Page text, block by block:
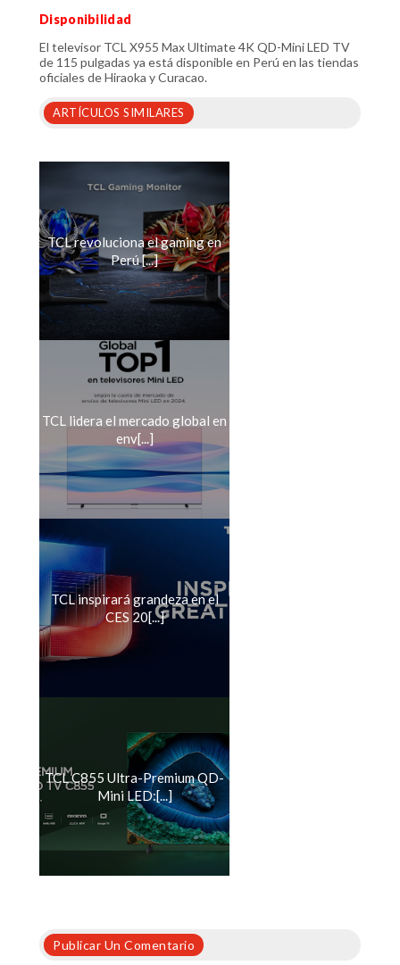
Disponibilidad
El televisor TCL X955 Max Ultimate 4K QD-Mini LED TV
de 115 pulgadas ya está disponible en Perú en las tiendas
oficiales de Hiraoka y Curacao.
ARTÍCULOS SIMILARES
TCL revoluciona el gaming en
Perú [...]
TCL lidera el mercado global en
env[...]
TCL inspirará grandeza en el
CES 20[...]
TCL C855 Ultra-Premium QD-
Mini LED:[...]
Publicar Un Comentario